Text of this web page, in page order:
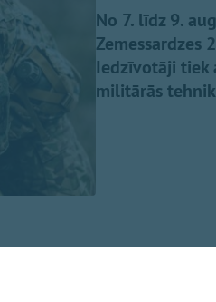
No 7. līdz 9.
Zemessardzes
Iedzīvotāji tiek
militārās